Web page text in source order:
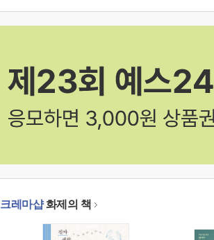
크레마샵화제의 책